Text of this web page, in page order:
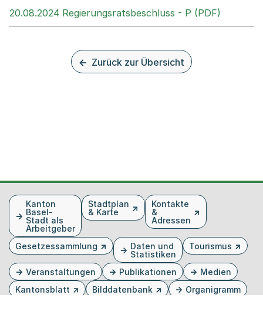
20.08.2024 Regierungsratsbeschluss - P (PDF)
Zurück zur Übersicht
FusszeileKanton
Basel-
Stadt als
Arbeitgeber
Stadtplan
& Karte
Kontakte
&
Adressen
Gesetzessammlung
Daten und
Statistiken
Tourismus
Veranstaltungen Publikationen
Medien
Kantonsblatt
Bilddatenbank
Organigramm